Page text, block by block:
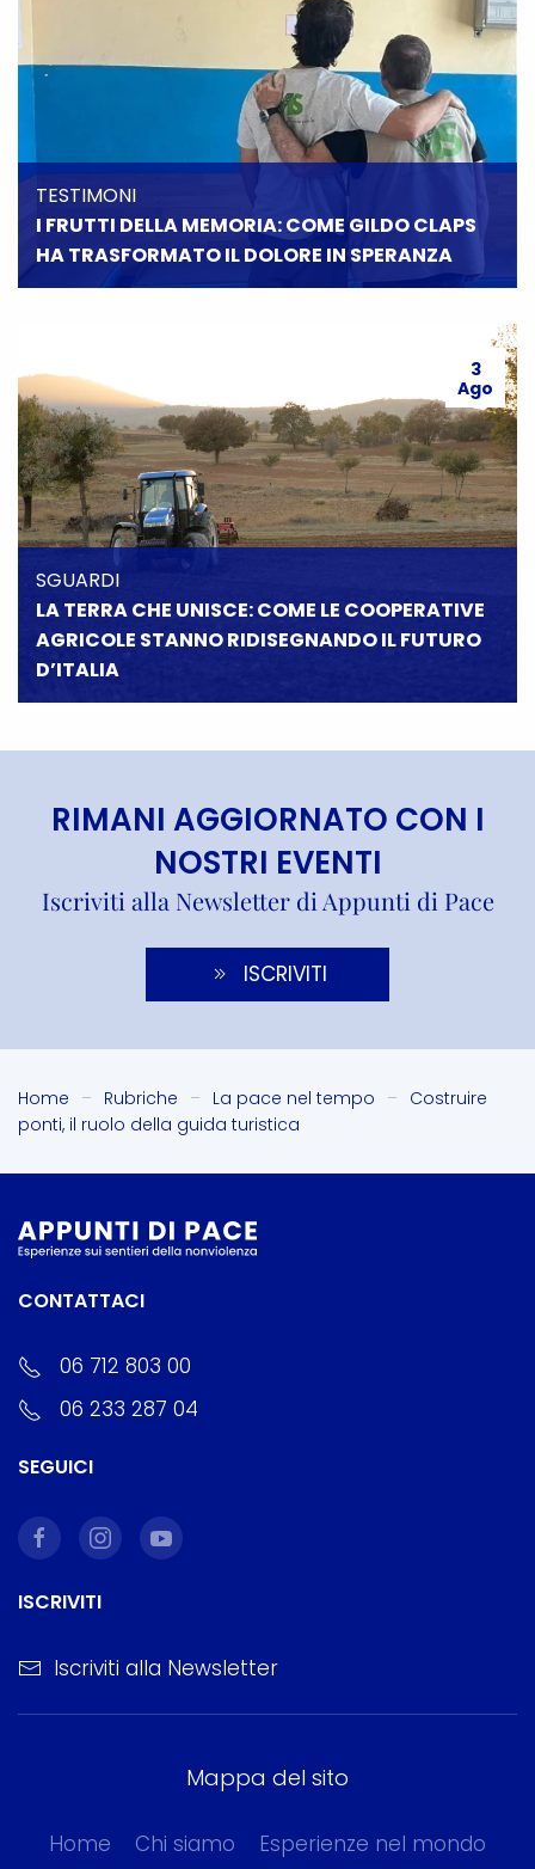
TESTIMONI
I FRUTTI DELLA MEMORIA: COME GILDO CLAPS
HA TRASFORMATO IL DOLORE IN SPERANZA
3
Ago
SGUARDI
LA TERRA CHE UNISCE: COME LE COOPERATIVE
AGRICOLE STANNO RIDISEGNANDO IL FUTURO
D’ITALIA
RIMANI AGGIORNATO CON I
NOSTRI EVENTI
Iscriviti alla Newsletter di Appunti di Pace
ISCRIVITI
Home Rubriche La pace nel tempo
Costruire
ponti, il ruolo della guida turistica
CONTATTACI
06 712 803 00
06 233 287 04
SEGUICI
ISCRIVITI
Iscriviti alla Newsletter
Mappa del sito
Home Chi siamo Esperienze nel mondo